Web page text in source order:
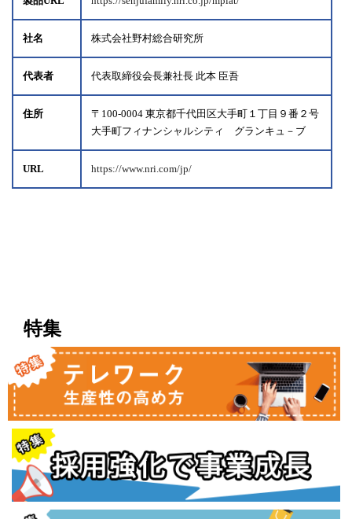
社名 株式会社野村総合研究所
代表者 代表取締役会長兼社長 此本 臣吾
住所
〒100-0004 東京都千代田区大手町１丁目９番２号
大手町フィナンシャルシティ グランキュ－ブ
URL https://www.nri.com/jp/
特集